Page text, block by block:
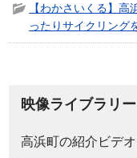
【わかさいくる】
ったりサイクリング
映像ライブラリー
高浜町の紹介ビデ